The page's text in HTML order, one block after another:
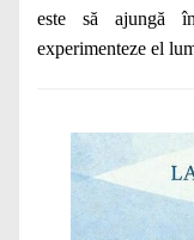
este să ajungă
experimenteze el